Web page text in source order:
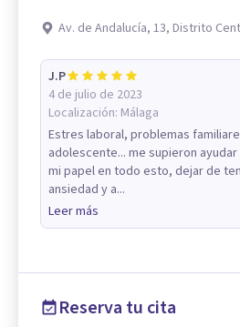
Av. de Andalucía, 13, Distrito
J.P
4 de julio de 2023
Localización: Málaga
Estres laboral, problemas
adolescente... me supieron
mi papel en todo esto, dejar de
ansiedad y a...
Leer más
Reserva tu cita